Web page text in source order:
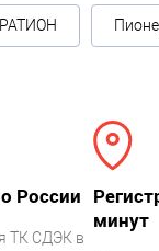
России
ТК СДЭК в
минут